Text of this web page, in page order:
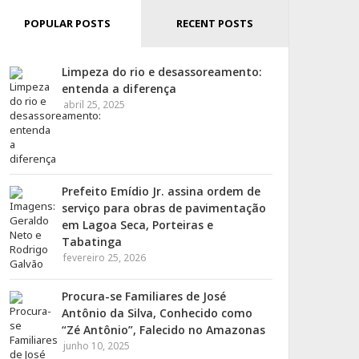
POPULAR POSTS RECENT POSTS
Limpeza do rio e desassoreamento:
entenda a diferença
abril 25, 2025
Prefeito Emídio Jr. assina ordem de
serviço para obras de pavimentação
em Lagoa Seca, Porteiras e
Tabatinga
fevereiro 25, 2026
Procura-se Familiares de José
Antônio da Silva, Conhecido como
“Zé Antônio”, Falecido no Amazonas
junho 10, 2025